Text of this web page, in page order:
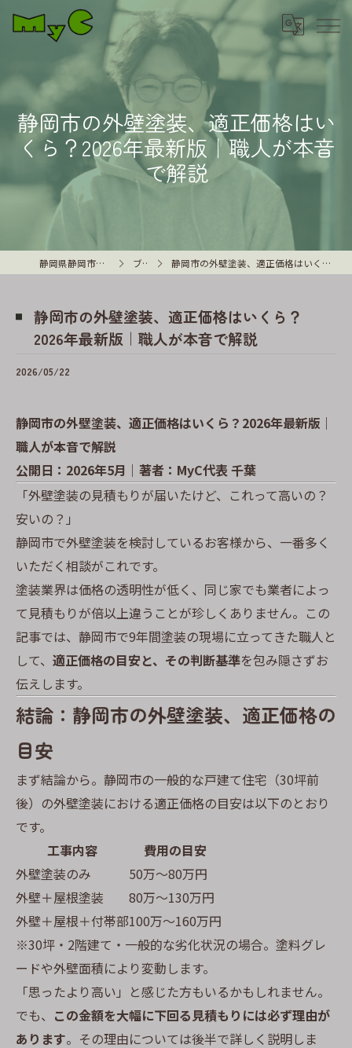
静岡市の外壁塗装、適正価格はい
くら？2026年最新版｜職人が本音
で解説
静岡県静岡市の外壁塗装はMyC ブログ 静岡市の外壁塗装、適正価格はいくら？2026年最新版｜職人が本音で解説
静岡市の外壁塗装、適正価格はいくら？
2026年最新版｜職人が本音で解説
2026/05/22
静岡市の外壁塗装、適正価格はいくら？2026年最新版｜
職人が本音で解説
公開日：2026年5月｜著者：MyC代表 千葉
「外壁塗装の見積もりが届いたけど、これって高いの？
安いの？」
静岡市で外壁塗装を検討しているお客様から、一番多く
いただく相談がこれです。
塗装業界は価格の透明性が低く、同じ家でも業者によっ
て見積もりが倍以上違うことが珍しくありません。この
記事では、静岡市で9年間塗装の現場に立ってきた職人と
して、 適正価格の目安と、その判断基準を包み隠さずお
伝えします。
結論：静岡市の外壁塗装、適正価格の
目安
まず結論から。静岡市の一般的な戸建て住宅（30坪前
後）の外壁塗装における適正価格の目安は以下のとおり
です。
工事内容
費用の目安
外壁塗装のみ
50万〜80万円
外壁＋屋根塗装
80万〜130万円
外壁＋屋根＋付帯部100万〜160万円
※30坪・2階建て・一般的な劣化状況の場合。塗料グレ
ードや外壁面積により変動します。
「思ったより高い」と感じた方もいるかもしれません。
でも、 この金額を大幅に下回る見積もりには必ず理由が
あります。その理由については後半で詳しく説明しま